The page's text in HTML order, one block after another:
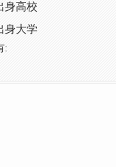
身高校
身大学
: